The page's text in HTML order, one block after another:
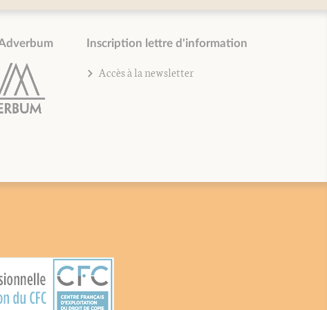
Inscription lettre d'information
Accès à la newsletter